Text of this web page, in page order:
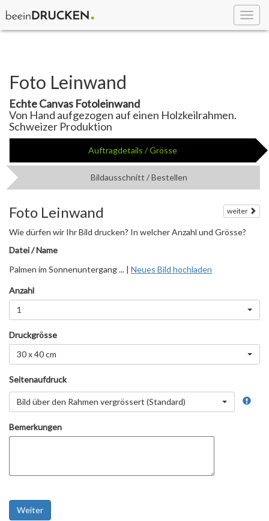
Foto Leinwand
Echte Canvas Fotoleinwand
Von Hand aufgezogen auf einen Holzkeilrahmen.
Schweizer Produktion
Auftragdetails / Grösse
Bildausschnitt / Bestellen
weiter
Foto Leinwand
Wie dürfen wir Ihr Bild drucken? In welcher Anzahl und Grösse?
Datei / Name
Palmen im Sonnenuntergang ... | Neues Bild hochladen
Anzahl
1
Druckgrösse
30 x 40 cm
Seitenaufdruck
Bild über den Rahmen vergrössert (Standard)
Bemerkungen
Weiter